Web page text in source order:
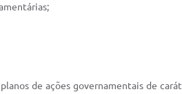
de ações governamentais de